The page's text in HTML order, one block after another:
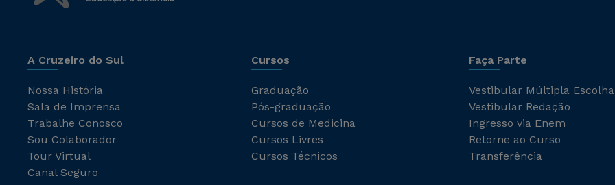
A Cruzeiro do Sul
Nossa História
Sala de Imprensa
Trabalhe Conosco
Sou Colaborador
Tour Virtual
Canal Seguro
Cursos
Graduação
Pós-graduação
Cursos de Medicina
Cursos Livres
Cursos Técnicos
Faça Parte
Vestibular Múltipla Escolha
Vestibular Redação
Ingresso via Enem
Retorne ao Curso
Transferência